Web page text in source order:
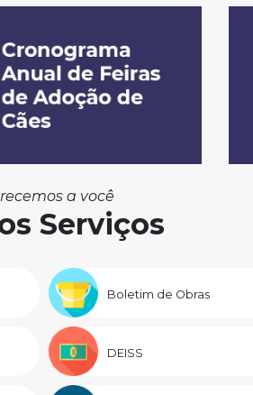
a você
Serviços
Boletim de Obras
DEISS